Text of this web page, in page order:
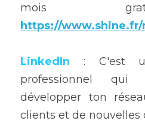
https://www.shine.fr/
LinkedIn : C'est
professionnel
développer ton
clients et de nouvelles